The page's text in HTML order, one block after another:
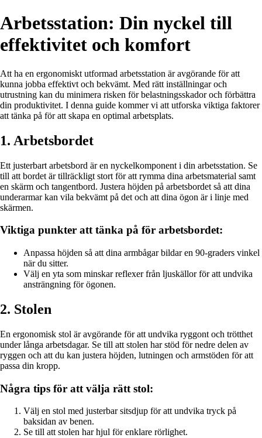
Arbetsstation: Din nyckel till
effektivitet och komfort
Att ha en ergonomiskt utformad arbetsstation är avgörande för att
kunna jobba effektivt och bekvämt. Med rätt inställningar och
utrustning kan du minimera risken för belastningsskador och förbättra
din produktivitet. I denna guide kommer vi att utforska viktiga faktorer
att tänka på för att skapa en optimal arbetsplats.
1. Arbetsbordet
Ett justerbart arbetsbord är en nyckelkomponent i din arbetsstation. Se
till att bordet är tillräckligt stort för att rymma dina arbetsmaterial samt
en skärm och tangentbord. Justera höjden på arbetsbordet så att dina
underarmar kan vila bekvämt på det och att dina ögon är i linje med
skärmen.
Viktiga punkter att tänka på för arbetsbordet:
Anpassa höjden så att dina armbågar bildar en 90-graders vinkel
när du sitter.
Välj en yta som minskar reflexer från ljuskällor för att undvika
ansträngning för ögonen.
2. Stolen
En ergonomisk stol är avgörande för att undvika ryggont och trötthet
under långa arbetsdagar. Se till att stolen har stöd för nedre delen av
ryggen och att du kan justera höjden, lutningen och armstöden för att
passa din kropp.
Några tips för att välja rätt stol:
Välj en stol med justerbar sitsdjup för att undvika tryck på
baksidan av benen.
Se till att stolen har hjul för enklare rörlighet.